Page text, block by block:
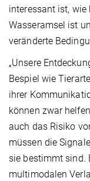
interessant ist, wie
Wasseramsel ist
veränderte
„Unsere
Bespiel wie
ihrer
können zwar
auch das Risiko
müssen die
sie bestimmt sind.
multimodalen